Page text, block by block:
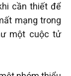
cần thiết để
mạng trong
một cuộc tử